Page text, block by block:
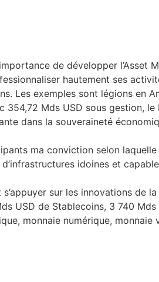
de développer
hautement ses
Les exemples sont légions en
354,72 Mds USD sous gestion,
dans la souveraineté
ma conviction selon
idoines et
sur les innovations de
USD de Stablecoins, 3 740
monnaie numérique,